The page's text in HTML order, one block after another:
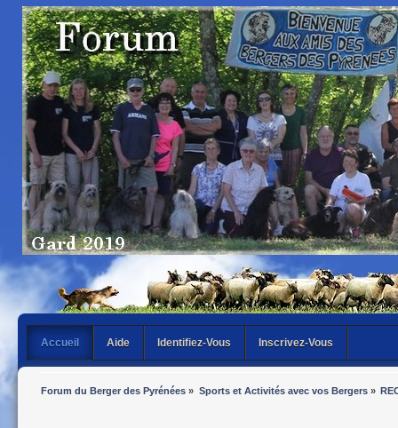
Accueil Aide Identifiez-Vous Inscrivez-Vous
Forum du Berger des Pyrénées » Sports et Activités avec vos Bergers»